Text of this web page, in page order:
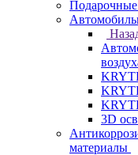
3D
материалы